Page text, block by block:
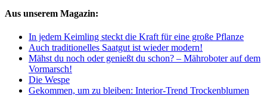
Aus unserem Magazin:
In jedem Keimling steckt die Kraft für eine große Pflanze
Auch traditionelles Saatgut ist wieder modern!
Mähst du noch oder genießt du schon? – Mähroboter auf dem
Vormarsch!
Die Wespe
Gekommen, um zu bleiben: Interior-Trend Trockenblumen